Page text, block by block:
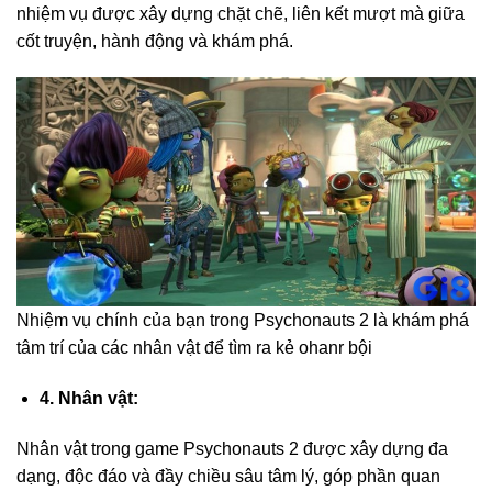
nhiệm vụ được xây dựng chặt chẽ, liên kết mượt mà giữa
cốt truyện, hành động và khám phá.
Nhiệm vụ chính của bạn trong Psychonauts 2 là khám phá
tâm trí của các nhân vật để tìm ra kẻ ohanr bội
4. Nhân vật:
Nhân vật trong game Psychonauts 2 được xây dựng đa
dạng, độc đáo và đầy chiều sâu tâm lý, góp phần quan